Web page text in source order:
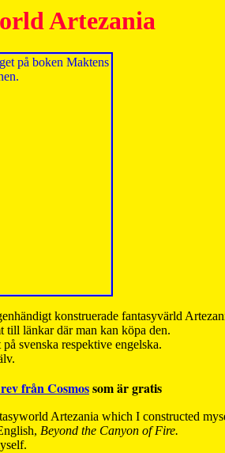
Artezania
konstruerade fantasyvärld
till länkar där man kan köpa den.
svenska respektive engelska.
från Cosmossom är gratis
Artezania which I constructed
Beyond the Canyon of Fire.